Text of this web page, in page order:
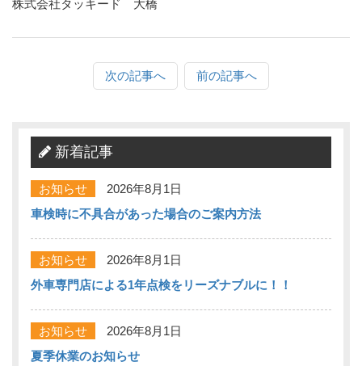
株式会社タッキード 大橋
次の記事へ 前の記事へ
新着記事
お知らせ
2026年8月1日
車検時に不具合があった場合のご案内方法
お知らせ
2026年8月1日
外車専門店による1年点検をリーズナブルに！！
お知らせ
2026年8月1日
夏季休業のお知らせ